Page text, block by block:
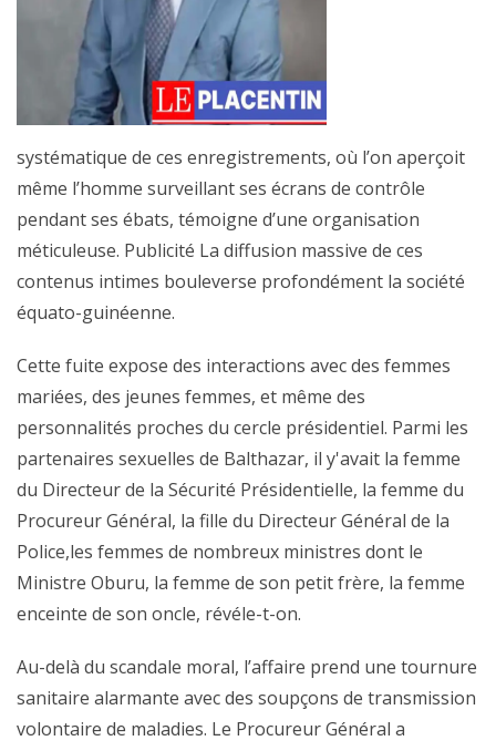
systématique de ces enregistrements, où l’on aperçoit
même l’homme surveillant ses écrans de contrôle
pendant ses ébats, témoigne d’une organisation
méticuleuse. Publicité La diffusion massive de ces
contenus intimes bouleverse profondément la société
équato-guinéenne.
Cette fuite expose des interactions avec des femmes
mariées, des jeunes femmes, et même des
personnalités proches du cercle présidentiel. Parmi les
partenaires sexuelles de Balthazar, il y'avait la femme
du Directeur de la Sécurité Présidentielle, la femme du
Procureur Général, la fille du Directeur Général de la
Police,les femmes de nombreux ministres dont le
Ministre Oburu, la femme de son petit frère, la femme
enceinte de son oncle, révéle-t-on.
Au-delà du scandale moral, l’affaire prend une tournure
sanitaire alarmante avec des soupçons de transmission
volontaire de maladies. Le Procureur Général a